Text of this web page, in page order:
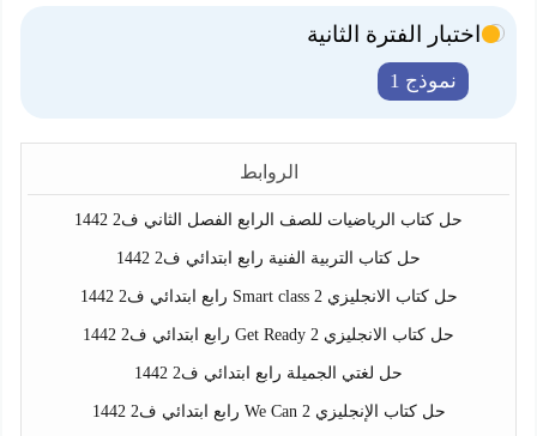
اختبار الفترة الثانية
نموذج 1
الروابط
حل كتاب الرياضيات للصف الرابع الفصل الثاني ف2 1442
حل كتاب التربية الفنية رابع ابتدائي ف2 1442
حل كتاب الانجليزي Smart class 2 رابع ابتدائي ف2 1442
حل كتاب الانجليزي Get Ready 2 رابع ابتدائي ف2 1442
حل لغتي الجميلة رابع ابتدائي ف2 1442
حل كتاب الإنجليزي We Can 2 رابع ابتدائي ف2 1442